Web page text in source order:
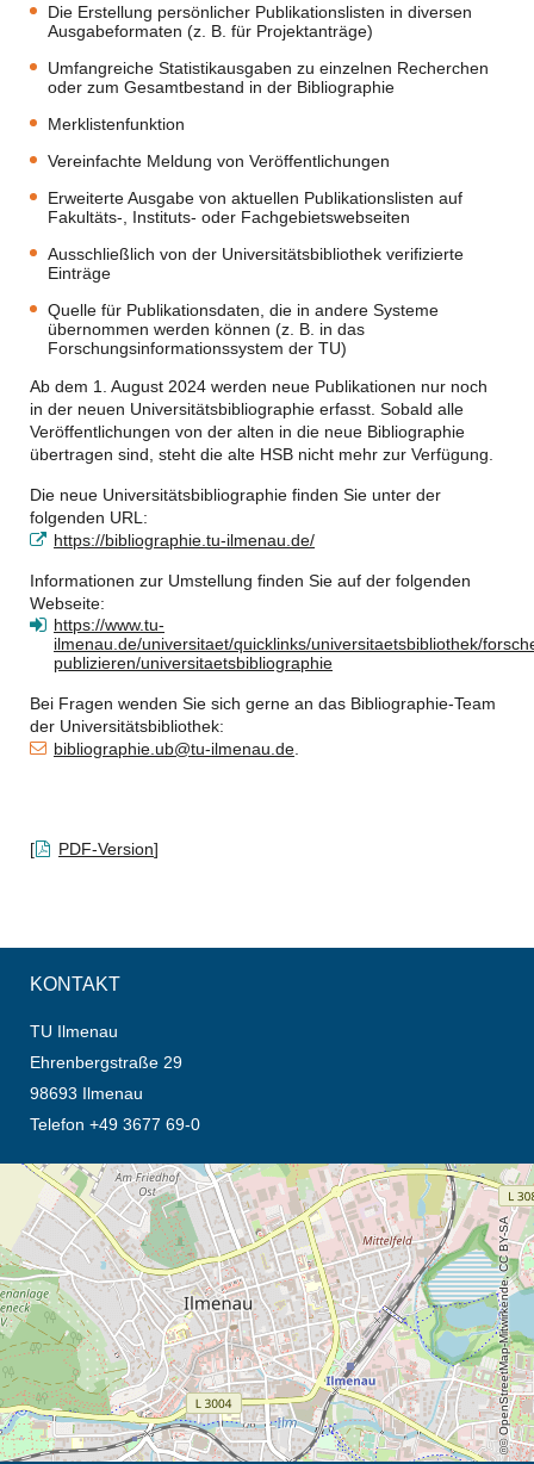
Die Erstellung persönlicher Publikationslisten in diversen
Ausgabeformaten (z. B. für Projektanträge)
Umfangreiche Statistikausgaben zu einzelnen Recherchen
oder zum Gesamtbestand in der Bibliographie
Merklistenfunktion
Vereinfachte Meldung von Veröffentlichungen
Erweiterte Ausgabe von aktuellen Publikationslisten auf
Fakultäts-, Instituts- oder Fachgebietswebseiten
Ausschließlich von der Universitätsbibliothek verifizierte
Einträge
Quelle für Publikationsdaten, die in andere Systeme
übernommen werden können (z. B. in das
Forschungsinformationssystem der TU)
Ab dem 1. August 2024 werden neue Publikationen nur noch
in der neuen Universitätsbibliographie erfasst. Sobald alle
Veröffentlichungen von der alten in die neue Bibliographie
übertragen sind, steht die alte HSB nicht mehr zur Verfügung.
Die neue Universitätsbibliographie finden Sie unter der
folgenden URL:
https://bibliographie.tu-ilmenau.de/
Informationen zur Umstellung finden Sie auf der folgenden
Webseite:
https://www.tu-
ilmenau.de/universitaet/quicklinks/universitaetsbibliothek/
publizieren/universitaetsbibliographie
Bei Fragen wenden Sie sich gerne an das Bibliographie-Team
der Universitätsbibliothek:
bibliographie.ub@tu-ilmenau.de
[ PDF-Version]
KONTAKT
TU Ilmenau
Ehrenbergstraße 29
98693 Ilmenau
Telefon +49 3677 69-0
Öffnet die Anfahrtsbeschreibung in neuem Tab (Karte)
© OpenStreetMap-Mitwirkende, CC BY-SA